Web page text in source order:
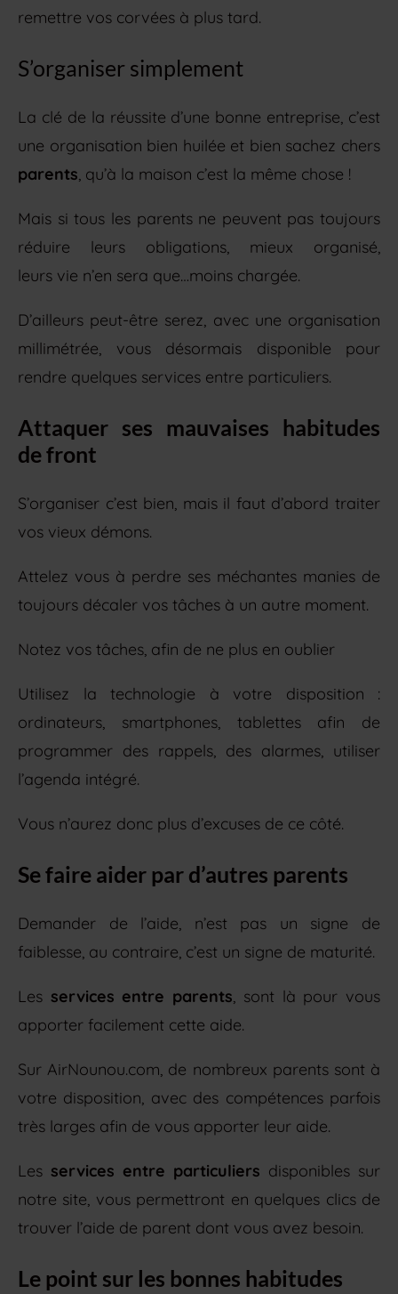
remettre vos corvées à plus tard.
S’organiser simplement
La clé de la réussite d’une bonne entreprise, c’est
une organisation bien huilée et bien sachez chers
parents, qu’à la maison c’est la même chose !
Mais si tous les parents ne peuvent pas toujours
réduire leurs obligations, mieux organisé,
leurs vie n’en sera que…moins chargée.
D’ailleurs peut-être serez, avec une organisation
millimétrée, vous désormais disponible pour
rendre quelques services entre particuliers.
Attaquer ses mauvaises habitudes
de front
S’organiser c’est bien, mais il faut d’abord traiter
vos vieux démons.
Attelez vous à perdre ses méchantes manies de
toujours décaler vos tâches à un autre moment.
Notez vos tâches, afin de ne plus en oublier
Utilisez la technologie à votre disposition :
ordinateurs, smartphones, tablettes afin de
programmer des rappels, des alarmes, utiliser
l’agenda intégré.
Vous n’aurez donc plus d’excuses de ce côté.
Se faire aider par d’autres parents
Demander de l’aide, n’est pas un signe de
faiblesse, au contraire, c’est un signe de maturité.
Les services entre parents, sont là pour vous
apporter facilement cette aide.
Sur AirNounou.com, de nombreux parents sont à
votre disposition, avec des compétences parfois
très larges afin de vous apporter leur aide.
Les services entre particuliers disponibles sur
notre site, vous permettront en quelques clics de
trouver l’aide de parent dont vous avez besoin.
Le point sur les bonnes habitudes